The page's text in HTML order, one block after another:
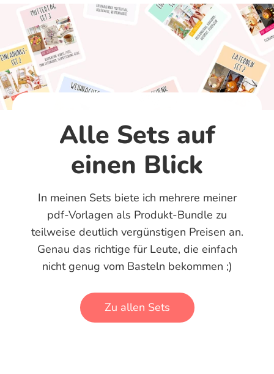
Alle Sets auf
einen Blick
In meinen Sets biete ich mehrere meiner
pdf-Vorlagen als Produkt-Bundle zu
teilweise deutlich vergünstigen Preisen an.
Genau das richtige für Leute, die einfach
nicht genug vom Basteln bekommen ;)
Zu allen Sets